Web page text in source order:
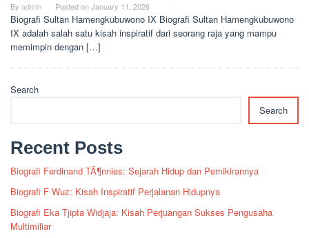
By admin Posted onJanuary 11, 2026
Biografi Sultan Hamengkubuwono IX Biografi Sultan Hamengkubuwono
IX adalah salah satu kisah inspiratif dari seorang raja yang mampu
memimpin dengan […]
Search
Search
Recent Posts
Biografi Ferdinand TÃ¶nnies: Sejarah Hidup dan Pemikirannya
Biografi F Wuz: Kisah Inspiratif Perjalanan Hidupnya
Biografi Eka Tjipta Widjaja: Kisah Perjuangan Sukses Pengusaha
Multimiliar